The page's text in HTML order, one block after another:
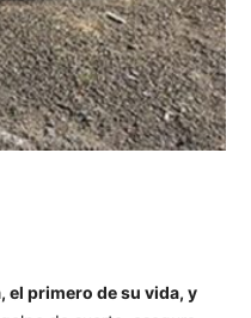
el primero de su vida, y